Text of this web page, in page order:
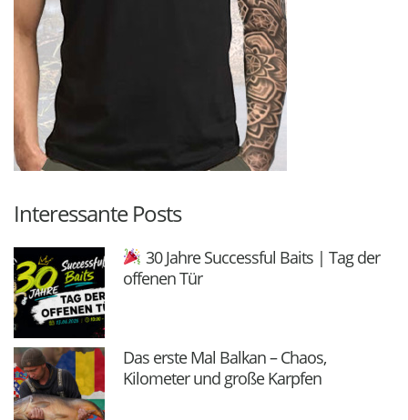
Interessante Posts
30 Jahre Successful Baits | Tag der
offenen Tür
Das erste Mal Balkan – Chaos,
Kilometer und große Karpfen